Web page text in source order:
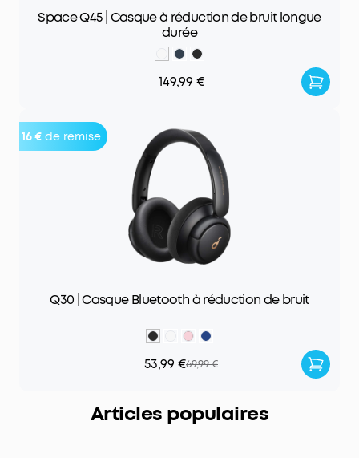
Space Q45 | Casque à réduction de bruit longue
durée
149,99 €
16 € de remise
Q30 | Casque Bluetooth à réduction de bruit
53,99 €69,99 €
Articles populaires